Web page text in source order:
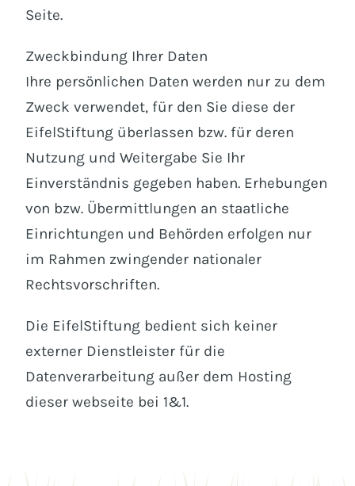
Seite.
Zweckbindung Ihrer Daten
Ihre persönlichen Daten werden nur zu dem
Zweck verwendet, für den Sie diese der
EifelStiftung überlassen bzw. für deren
Nutzung und Weitergabe Sie Ihr
Einverständnis gegeben haben. Erhebungen
von bzw. Übermittlungen an staatliche
Einrichtungen und Behörden erfolgen nur
im Rahmen zwingender nationaler
Rechtsvorschriften.
Die EifelStiftung bedient sich keiner
externer Dienstleister für die
Datenverarbeitung außer dem Hosting
dieser webseite bei 1&1.